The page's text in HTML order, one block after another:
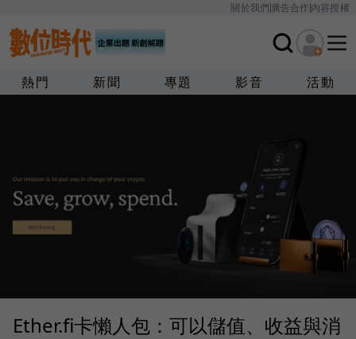
關於我們廣告合作內容授權
熱門 新聞 專題 影音 活動
Ether.fi卡懶人包：可以儲值、收益與消